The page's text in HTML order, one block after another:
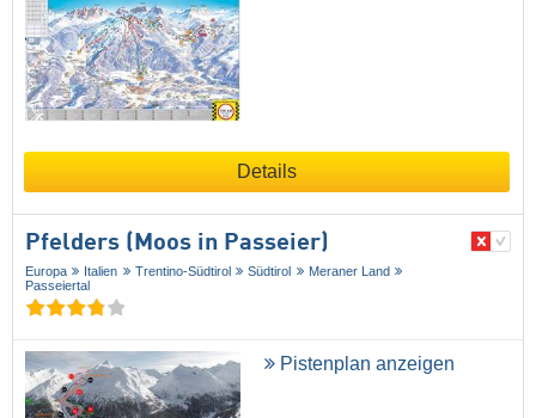
Details
Pfelders (Moos in Passeier)
Europa Italien Trentino-Südtirol Südtirol
Meraner Land
Passeiertal
Pistenplan anzeigen